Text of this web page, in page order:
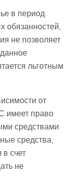
в период
обязанностей,
не позволяет
льготным
от
имеет право
средствами
средства,
счет
не